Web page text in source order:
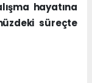
hayatına
süreçte